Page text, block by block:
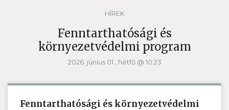
HÍREK
Fenntarthatósági és
környezetvédelmi program
2026. június 01., hétfő @ 10:23
Fenntarthatósági és környezetvédelmi